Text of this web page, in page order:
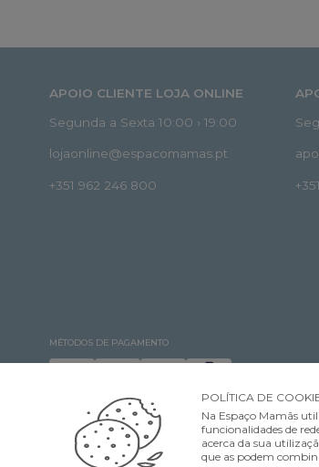
APOIO CLIENTE LOJA ONLINE
Segunda a Sexta 10:00 › 19:00
lojaonline@espacomamas.pt
+351 962 246 800
MÉTODOS DE PAGAMENTO
©Espaço Mamãs. Todos os direitos reservados
POLÍTICA DE
Na Espaço Mamãs
funcionalidades de
acerca da sua
que as podem